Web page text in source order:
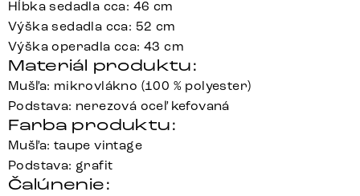
Hĺbka sedadla cca: 46 cm
Výška sedadla cca: 52 cm
Výška operadla cca: 43 cm
Materiál produktu:
Mušľa: mikrovlákno (100 % polyester)
Podstava: nerezová oceľ kefovaná
Farba produktu:
Mušľa: taupe vintage
Podstava: grafit
Čalúnenie: